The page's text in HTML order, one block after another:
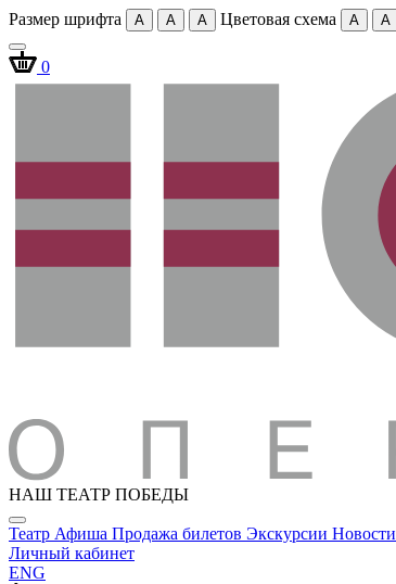
Размер шрифта A A A Цветовая схема A A
0
НАШ ТЕАТР ПОБЕДЫ
Театр Афиша Продажа билетов Экскурсии Новости
Личный кабинет
ENG